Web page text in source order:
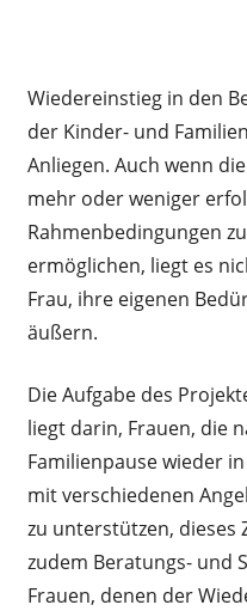
Wiedereinstieg in den
der Kinder- und
Anliegen. Auch wenn
mehr oder weniger
Rahmenbedingungen
ermöglichen, liegt es
Frau, ihre eigenen
äußern.
Die Aufgabe des
liegt darin, Frauen, die
Familienpause wieder
mit verschiedenen
zu unterstützen, dieses
zudem Beratungs- und
Frauen, denen der